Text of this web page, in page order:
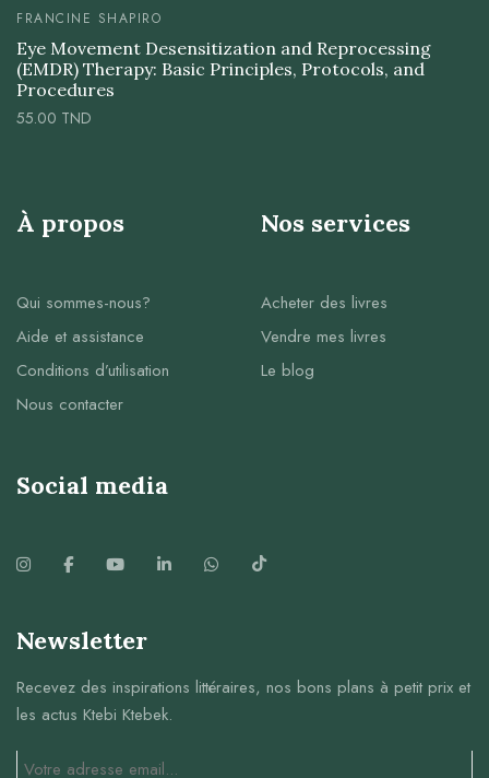
FRANCINE SHAPIRO
Eye Movement Desensitization and Reprocessing
(EMDR) Therapy: Basic Principles, Protocols, and
Procedures
55.00 TND
À propos
Qui sommes-nous?
Aide et assistance
Conditions d’utilisation
Nous contacter
Nos services
Acheter des livres
Vendre mes livres
Le blog
Social media
Newsletter
Recevez des inspirations littéraires, nos bons plans à petit prix et
les actus Ktebi Ktebek.